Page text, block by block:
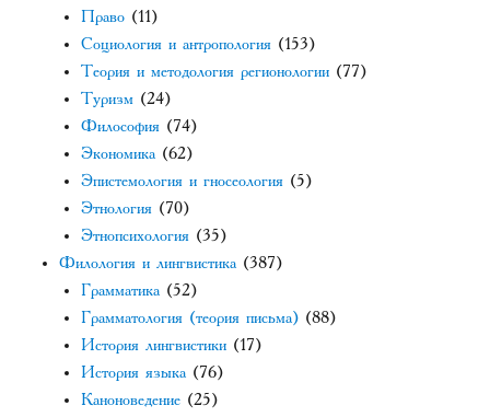
Право (11)
Социология и антропология (153)
Теория и методология регионологии (77)
Туризм (24)
Философия (74)
Экономика (62)
Эпистемология и гносеология (5)
Этнология (70)
Этнопсихология (35)
Филология и лингвистика (387)
Грамматика (52)
Грамматология (теория письма) (88)
История лингвистики (17)
История языка (76)
Каноноведение (25)